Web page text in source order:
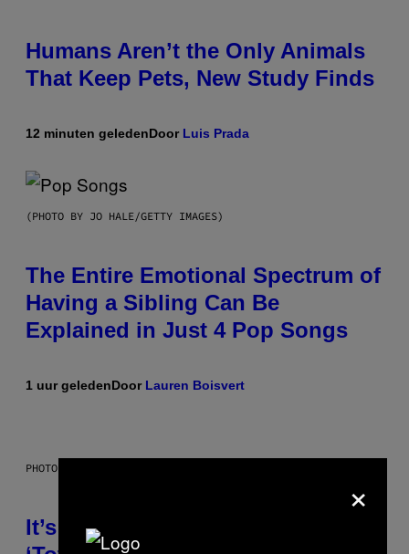
Humans Aren’t the Only Animals
That Keep Pets, New Study Finds
12 minuten geledenDoor Luis Prada
(PHOTO BY JO HALE/GETTY IMAGES)
The Entire Emotional Spectrum of
Having a Sibling Can Be
Explained in Just 4 Pop Songs
1 uur geledenDoor Lauren Boisvert
PHOTO: E!
It’s Time for WWE to Bring Back
×